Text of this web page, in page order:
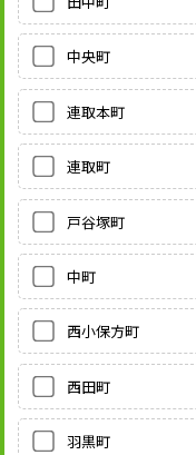
中央町
連取本町
連取町
戸谷塚町
中町
西小保方町
西田町
羽黒町